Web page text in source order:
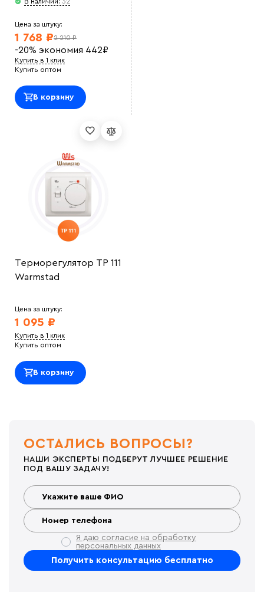
Цена за штуку:
2 210 ₽
1 768 ₽
-20% экономия 442₽
Купить в 1 клик
Купить оптом
В корзину
Терморегулятор ТР 111
Warmstad
Цена за штуку:
1 095 ₽
Купить в 1 клик
Купить оптом
В корзину
ОСТАЛИСЬ ВОПРОСЫ?
НАШИ ЭКСПЕРТЫ ПОДБЕРУТ ЛУЧШЕЕ РЕШЕНИЕ
ПОД ВАШУ ЗАДАЧУ!
Я даю согласие на обработку
персональных данных